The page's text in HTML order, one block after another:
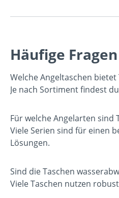
Häufige
Welche Angeltaschen
Je nach Sortiment findest
Für welche Angelarten sind
Viele Serien sind für einen
Lösungen.
Sind die Taschen
Viele Taschen nutzen